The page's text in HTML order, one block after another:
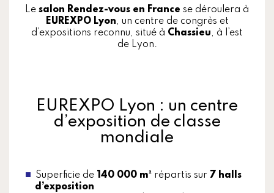
Le salon Rendez-vous en France se déroulera à
EUREXPO Lyon, un centre de congrès et
d’expositions reconnu, situé à Chassieu, à l’est
de Lyon.
EUREXPO Lyon : un centre
d’exposition de classe
mondiale
Superficie de 140 000 m² répartis sur 7 halls
d’exposition